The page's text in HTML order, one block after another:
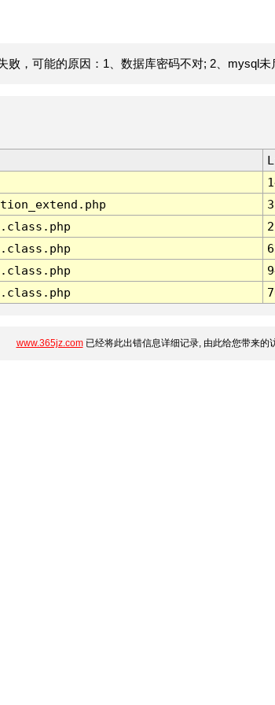
败，可能的原因：1、数据库密码不对; 2、mysql未
www.365jz.com已经将此出错信息详细记录, 由此给您带来的